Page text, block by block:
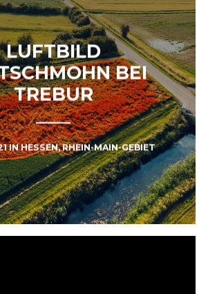
LUFTBILD
BEI
TREBUR
INHESSEN,RHEIN-MAIN-GEBIET